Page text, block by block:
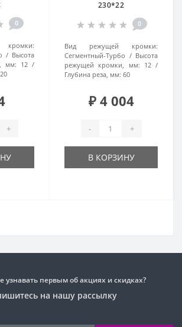
0
Высота
мм: 12
20
+
230*22
0
Вид режущей кромки:
Сегментный-Турбо
Высота
режущей кромки, мм: 12
Глубина реза, мм: 60
₽ 4 004
- +
В КОРЗИНУ
узнавать первым об акциях и скидках?
на нашу рассылку